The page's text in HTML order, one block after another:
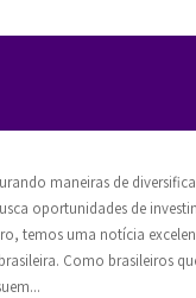
morando no
maneiras de
oportunidades de
temos uma notícia
Como brasileiros